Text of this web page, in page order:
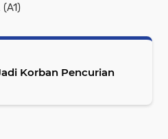
Korban Pencurian